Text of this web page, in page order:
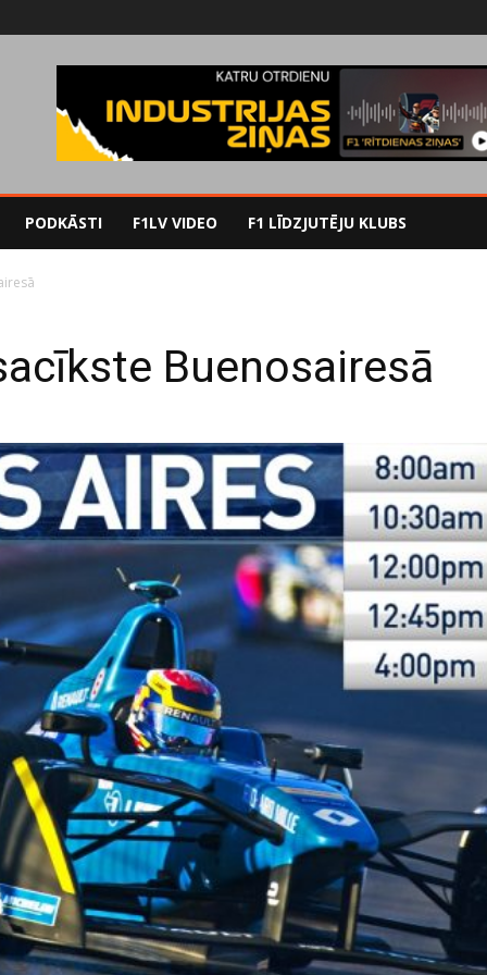
PODKĀSTI F1LV VIDEO F1 LĪDZJUTĒJU KLUBS
Buenosairesā